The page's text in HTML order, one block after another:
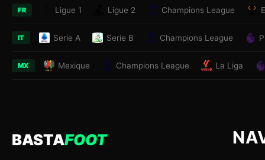
FR Ligue 1 Ligue 2 Champions League
IT Serie A Serie B Champions League
MX Mexique Champions League La Liga
BASTAFOOT